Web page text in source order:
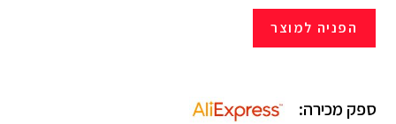
הפניה למוצר
ספק מכירה: